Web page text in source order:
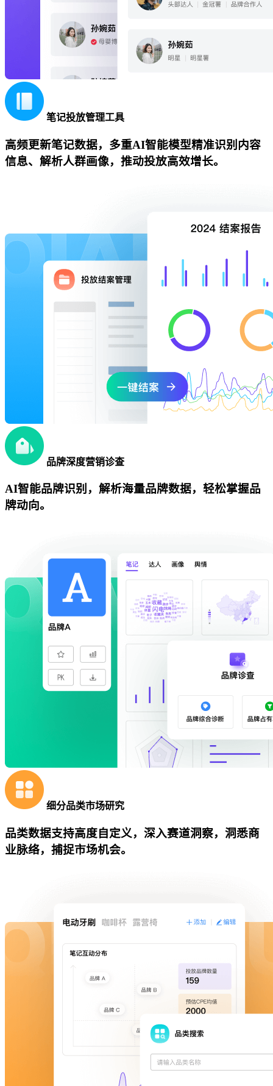
笔记投放管理工具
高频更新笔记数据，多重AI智能模型精准识别内容
信息、解析人群画像，推动投放高效增长。
品牌深度营销诊查
AI智能品牌识别，解析海量品牌数据，轻松掌握品
牌动向。
细分品类市场研究
品类数据支持高度自定义，深入赛道洞察，洞悉商
业脉络，捕捉市场机会。